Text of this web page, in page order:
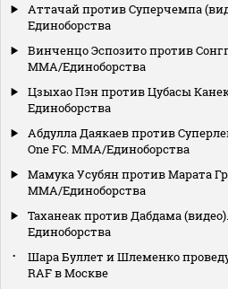
Аттачай против Суперчемпа
Единоборства
Винченцо Эспозито против
MMA/Единоборства
Цзыхао Пэн против Цубасы
Единоборства
Абдулла Даякаев против
One FC. MMA/Единоборства
Мамука Усубян против Марата
MMA/Единоборства
Таханеак против Дабдама
Единоборства
Шара Буллет и Шлеменко
RAF в Москве